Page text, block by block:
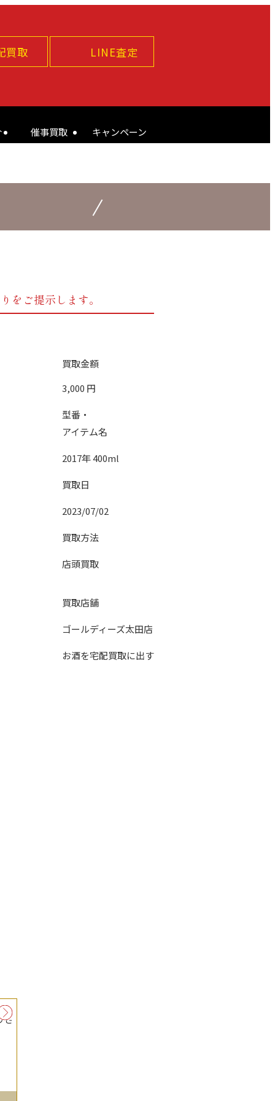
買取 LINE査定
催事買取 キャンペーン
をご提示します。
買取金額
3,000 円
型番・
アイテム名
2017年 400ml
買取日
2023/07/02
買取方法
店頭買取
買取店舗
ゴールディーズ太田店
お酒を宅配買取に出す